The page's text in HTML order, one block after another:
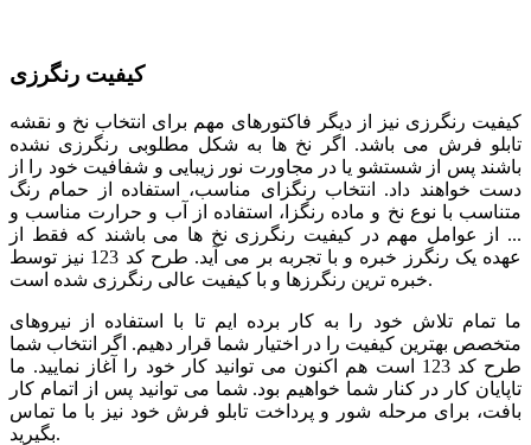
کیفیت رنگرزی
کیفیت رنگرزی نیز از دیگر فاکتورهای مهم برای انتخاب نخ و نقشه
تابلو فرش می باشد. اگر نخ ها به شکل مطلوبی رنگرزی نشده
باشند پس از شستشو یا در مجاورت نور زیبایی و شفافیت خود را از
دست خواهند داد. انتخاب رنگزای مناسب، استفاده از حمام رنگ
متناسب با نوع نخ و ماده رنگزا، استفاده از آب و حرارت مناسب و
... از عوامل مهم در کیفیت رنگرزی نخ ها می باشند که فقط از
عهده یک رنگرز خبره و با تجربه بر می آید. طرح کد 123 نیز توسط
خبره ترین رنگرزها و با کیفیت عالی رنگرزی شده است.
ما تمام تلاش خود را به کار برده ایم تا با استفاده از نیروهای
متخصص بهترین کیفیت را در اختیار شما قرار دهیم. اگر انتخاب شما
طرح کد 123 است هم اکنون می توانید کار خود را آغاز نمایید. ما
تاپایان کار در کنار شما خواهیم بود. شما می توانید پس از اتمام کار
بافت، برای مرحله شور و پرداخت تابلو فرش خود نیز با ما تماس
بگیرید.